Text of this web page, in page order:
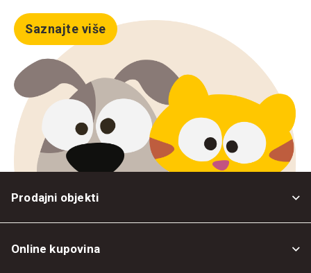
Saznajte više
Prodajni objekti
Online kupovina